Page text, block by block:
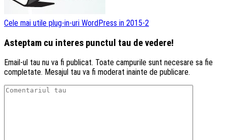
Cele mai utile plug-in-uri WordPress in 2015-2
Asteptam cu interes punctul tau de vedere!
Email-ul tau nu va fi publicat. Toate campurile sunt necesare sa fie
completate. Mesajul tau va fi moderat inainte de publicare.